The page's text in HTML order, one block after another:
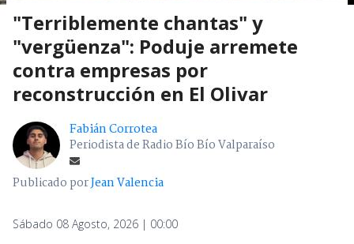
"Terriblemente chantas" y
"vergüenza": Poduje arremete
contra empresas por
reconstrucción en El Olivar
Fabián Corrotea
Periodista de Radio Bío Bío Valparaíso
Publicado porJean Valencia
Sábado 08 Agosto, 2026 | 00:00